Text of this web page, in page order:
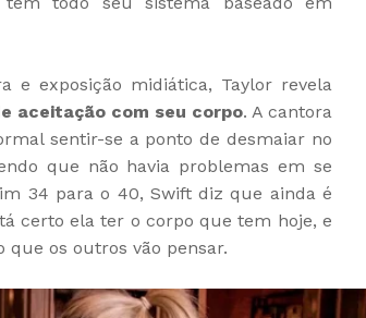
e exposição midiática, Taylor revela
aceitação com seu corpo. A cantora
sentir-se a ponto de desmaiar no
que não havia problemas em se
34 para o 40, Swift diz que ainda é
certo ela ter o corpo que tem hoje, e
os outros vão pensar.